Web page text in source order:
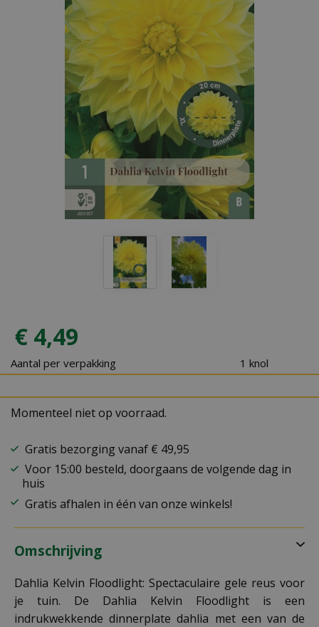
€ 4,49
Aantal per verpakking 1 knol
Momenteel niet op voorraad.
Gratis bezorging vanaf € 49,95
Voor 15:00 besteld, doorgaans de volgende dag in
huis
Gratis afhalen in één van onze winkels!
Omschrijving
Dahlia Kelvin Floodlight: Spectaculaire gele reus voor
je tuin. De Dahlia Kelvin Floodlight is een
indrukwekkende dinnerplate dahlia met een van de